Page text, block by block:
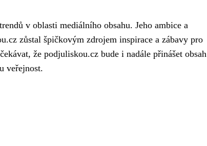
v oblasti mediálního obsahu. Jeho ambice a
zůstal špičkovým zdrojem inspirace a zábavy pro
že podjuliskou.cz bude i nadále přinášet obsah
veřejnost.